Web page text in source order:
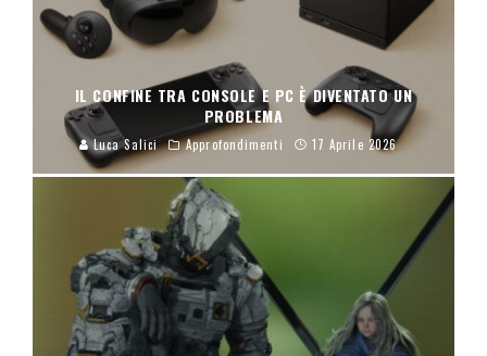
IL CONFINE TRA CONSOLE E PC È DIVENTATO UN
PROBLEMA
Luca Salici Approfondimenti 17 Aprile 2026